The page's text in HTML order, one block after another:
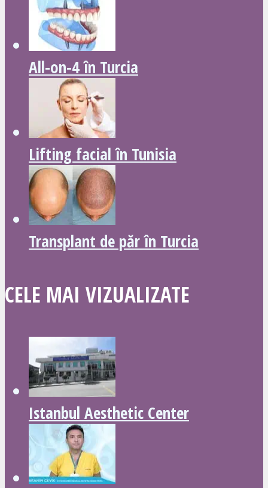
All-on-4 în Turcia
Lifting facial în Tunisia
Transplant de păr în Turcia
CELE MAI VIZUALIZATE
Istanbul Aesthetic Center